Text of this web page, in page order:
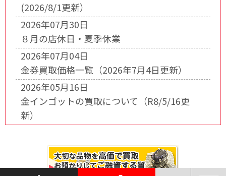
(2026/8/1更新）
2026年07月30日
８月の店休日・夏季休業
2026年07月04日
金券買取価格一覧（2026年7月4日更新）
2026年05月16日
金インゴットの買取について（R8/5/16更
新）